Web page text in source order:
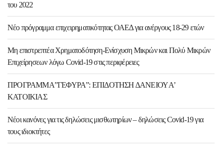
του 2022
Νέο πρόγραμμα επιχειρηματικότητας ΟΑΕΔ για ανέργους 18-29 ετών
Μη επιστρεπτέα Χρηματοδότηση-Ενίσχυση Μικρών και Πολύ Μικρών
Επιχείρησεων λόγω Covid-19 στις περιφέρειες
ΠΡΟΓΡΑΜΜΑ”ΓΕΦΥΡΑ”: ΕΠΙΔΟΤΗΣΗ ΔΑΝΕΙΟΥ Α’
ΚΑΤΟΙΚΙΑΣ
Νέοι κανόνες για τις δηλώσεις μισθωτηρίων – δηλώσεις Covid-19 για
τους ιδιοκτήτες